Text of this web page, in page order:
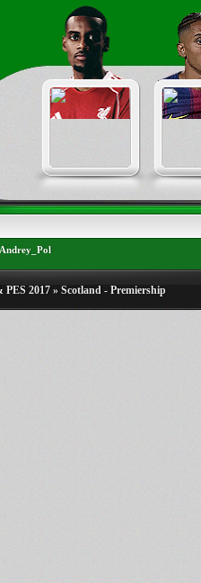
PES 2017 » Scotland - Premiership